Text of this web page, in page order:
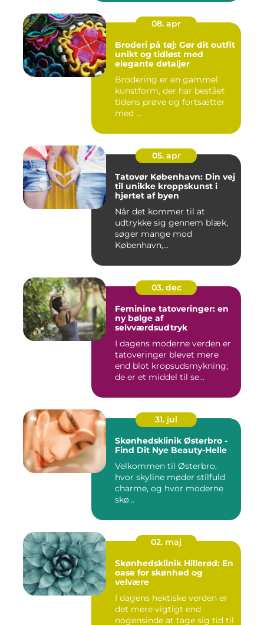
08. apr
Broderi på tøj: Gør dit outfit
unikt og tidløst med
elegante detaljer
Brodering er en gammel
kunstform, der har bestået
tidens prøve og fortsætter
med ...
05. apr
Tatovør København: Din vej
til unikke kroppskunst i
hjertet af byen
Når det kommer til at
udtrykke sig gennem blæk,
søger mange mod
København,...
03. dec
Feminine tatoveringer: en
ny bølge af
selvværdsudtryk
I dagens moderne verden er
tatoveringer blevet mere
end blot kropsudsmykning;
de er et middel til se...
31. jul
Skønhedsklinik Østerbro -
Find Dit Nye Beauty-Helle
Velkommen til Østerbro,
hvor skyline møder stilfuld
charme, og hvor moderne
skø...
02. maj
Skønhedsklinik Hillerød: En
oase for skønhed og
velvære
I dagens hektiske verden er
det mere vigtigt end
nogensinde at tage sig tid til